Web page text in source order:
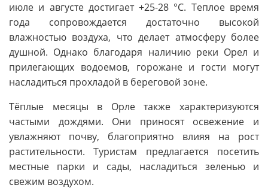
июле и августе достигает +25-28 °C. Теплое время
года сопровождается достаточно высокой
влажностью воздуха, что делает атмосферу более
душной. Однако благодаря наличию реки Орел и
прилегающих водоемов, горожане и гости могут
насладиться прохладой в береговой зоне.
Тёплые месяцы в Орле также характеризуются
частыми дождями. Они приносят освежение и
увлажняют почву, благоприятно влияя на рост
растительности. Туристам предлагается посетить
местные парки и сады, насладиться зеленью и
свежим воздухом.